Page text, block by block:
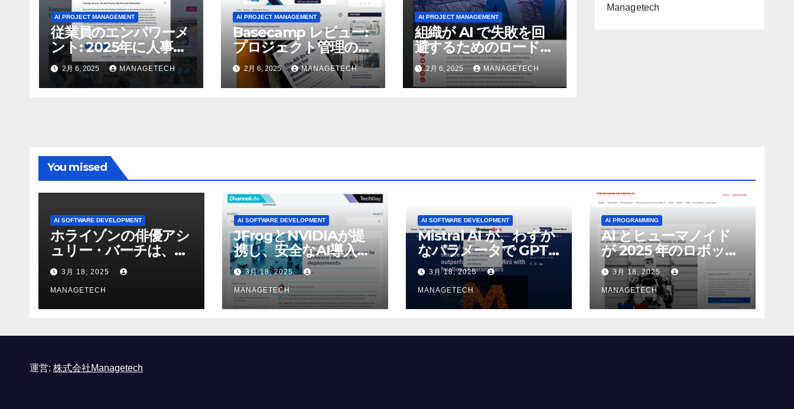
AI PROJECT MANAGEMENT
従業員のエンパワーメ
ント: 2025年に人事部
門に期待されること –
2月 6, 2025 MANAGETECH
AI PROJECT MANAGEMENT
Basecamp レビュー:
プロジェクト管理の強
力な選択肢? – UC
Today
2月 6, 2025 MANAGETECH
AI PROJECT MANAGEMENT
組織が AI で失敗を回
避するためのロードマ
ップ | LSE ビジネス
レビュー
2月 6, 2025 MANAGETECH
Managetech
You missed
AI SOFTWARE DEVELOPMENT
ホライゾンの俳優アシ
ュリー・バーチは、ソ
ニーのAIアロイのビデ
オを見て「ゲームパフ
ォーマンスという芸術
形式に不安を感じた」
3月 18, 2025
MANAGETECH
AI SOFTWARE DEVELOPMENT
JFrogとNVIDIAが提
携し、安全なAI導入を
強化
3月 18, 2025
MANAGETECH
AI SOFTWARE DEVELOPMENT
Mistral AI が、わずか
なパラメータで GPT-
4o Mini を上回る新し
いオープンソース モ
デルをリリース |
VentureBeat
3月 18, 2025
MANAGETECH
AI PROGRAMMING
AI とヒューマノイド
が 2025 年のロボット
のトップトレンドに |
ASSEMBLY
3月 18, 2025
MANAGETECH
運営: 株式会社Managetech